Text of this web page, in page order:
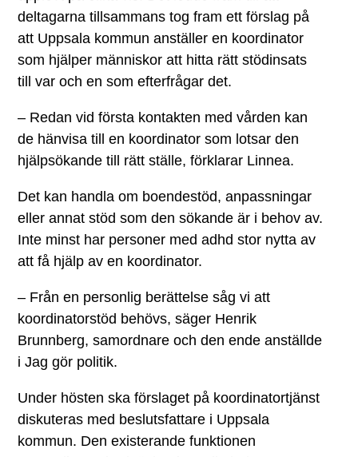
deltagarna tillsammans tog fram ett förslag på
att Uppsala kommun anställer en koordinator
som hjälper människor att hitta rätt stödinsats
till var och en som efterfrågar det.
– Redan vid första kontakten med vården kan
de hänvisa till en koordinator som lotsar den
hjälpsökande till rätt ställe, förklarar Linnea.
Det kan handla om boendestöd, anpassningar
eller annat stöd som den sökande är i behov av.
Inte minst har personer med adhd stor nytta av
att få hjälp av en koordinator.
– Från en personlig berättelse såg vi att
koordinatorstöd behövs, säger Henrik
Brunnberg, samordnare och den ende anställde
i Jag gör politik.
Under hösten ska förslaget på koordinatortjänst
diskuteras med beslutsfattare i Uppsala
kommun. Den existerande funktionen